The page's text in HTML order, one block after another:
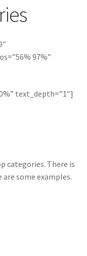
97%”
text_depth=”1″]
categories. There is
some examples.